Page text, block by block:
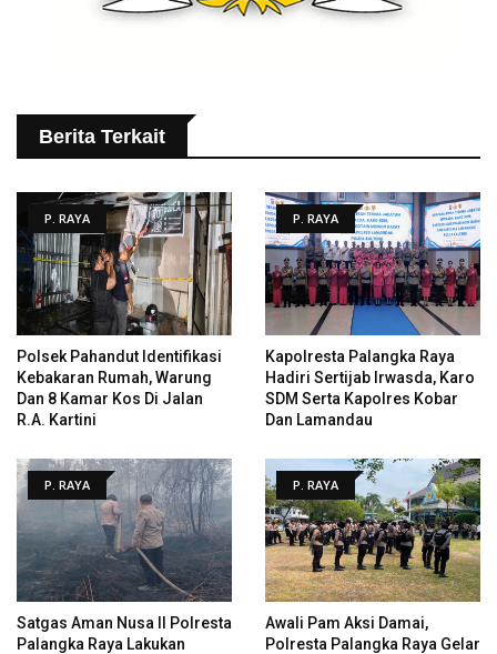
Berita Terkait
P. RAYA
Polsek Pahandut Identifikasi
Kebakaran Rumah, Warung
Dan 8 Kamar Kos Di Jalan
R.A. Kartini
P. RAYA
Kapolresta Palangka Raya
Hadiri Sertijab Irwasda, Karo
SDM Serta Kapolres Kobar
Dan Lamandau
P. RAYA
Satgas Aman Nusa II Polresta
Palangka Raya Lakukan
P. RAYA
Awali Pam Aksi Damai,
Polresta Palangka Raya Gelar